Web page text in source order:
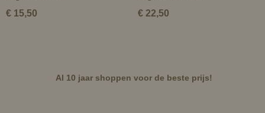
€ 15,50 € 22,50
Al 10 jaar shoppen voor de beste prijs!